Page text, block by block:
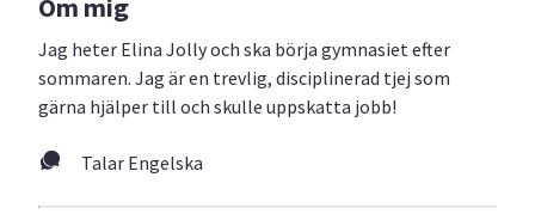
Om mig
Jag heter Elina Jolly och ska börja gymnasiet efter
sommaren. Jag är en trevlig, disciplinerad tjej som
gärna hjälper till och skulle uppskatta jobb!
Talar Engelska